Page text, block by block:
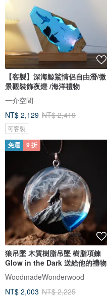
【客製】深海鯨鯊情侶自由潛/微
景觀裝飾夜燈 /海洋禮物
一介空間
NT$ 2,129 NT$ 2,419
可客製
免運 9 折
狼吊墜 木質樹脂吊墜 樹脂項鍊
Glow in the Dark 送給他的禮物
WoodmadeWonderwood
NT$ 2,003 NT$ 2,225